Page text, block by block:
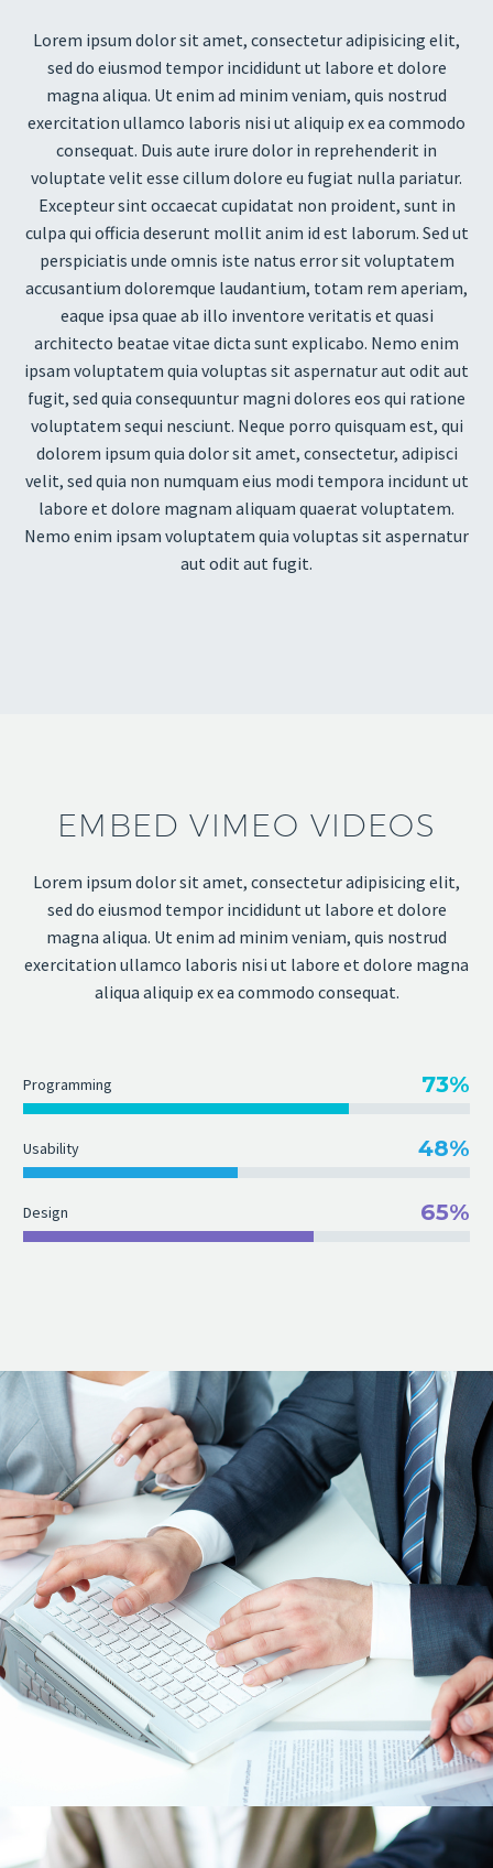
Lorem ipsum dolor sit amet, consectetur adipisicing elit,
sed do eiusmod tempor incididunt ut labore et dolore
magna aliqua. Ut enim ad minim veniam, quis nostrud
exercitation ullamco laboris nisi ut aliquip ex ea commodo
consequat. Duis aute irure dolor in reprehenderit in
voluptate velit esse cillum dolore eu fugiat nulla pariatur.
Excepteur sint occaecat cupidatat non proident, sunt in
culpa qui officia deserunt mollit anim id est laborum. Sed ut
perspiciatis unde omnis iste natus error sit voluptatem
accusantium doloremque laudantium, totam rem aperiam,
eaque ipsa quae ab illo inventore veritatis et quasi
architecto beatae vitae dicta sunt explicabo. Nemo enim
ipsam voluptatem quia voluptas sit aspernatur aut odit aut
fugit, sed quia consequuntur magni dolores eos qui ratione
voluptatem sequi nesciunt. Neque porro quisquam est, qui
dolorem ipsum quia dolor sit amet, consectetur, adipisci
velit, sed quia non numquam eius modi tempora incidunt ut
labore et dolore magnam aliquam quaerat voluptatem.
Nemo enim ipsam voluptatem quia voluptas sit aspernatur
aut odit aut fugit.
EMBED VIMEO VIDEOS
Lorem ipsum dolor sit amet, consectetur adipisicing elit,
sed do eiusmod tempor incididunt ut labore et dolore
magna aliqua. Ut enim ad minim veniam, quis nostrud
exercitation ullamco laboris nisi ut labore et dolore magna
aliqua aliquip ex ea commodo consequat.
Programming 73%
Usability 48%
Design 65%